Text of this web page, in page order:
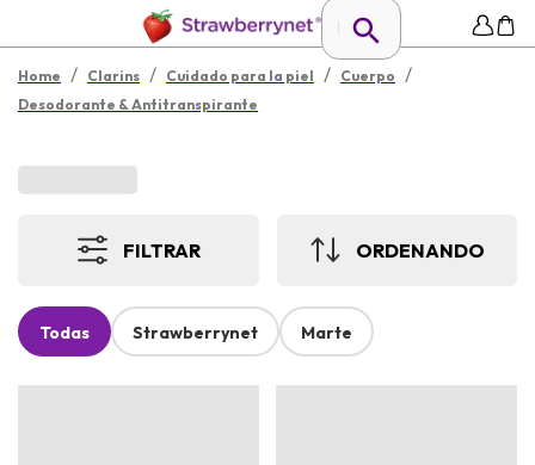
Home / Clarins / Cuidado para la piel / Cuerpo /
Desodorante & Antitranspirante
FILTRAR ORDENANDO
Todas Strawberrynet Marte